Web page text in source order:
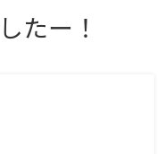
たー！